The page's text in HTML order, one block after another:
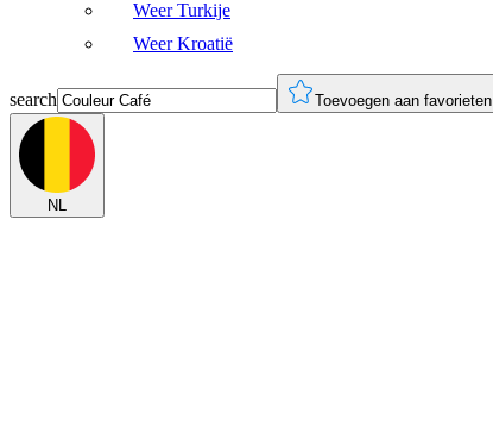
Weer Turkije
Weer Kroatië
search Toevoegen aan favorieten
NL